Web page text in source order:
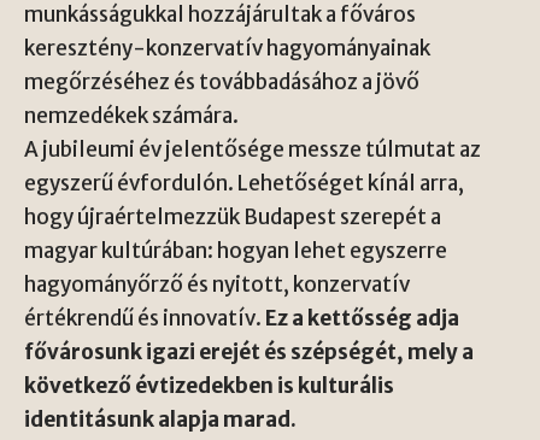
munkásságukkal hozzájárultak a főváros
keresztény-konzervatív hagyományainak
megőrzéséhez és továbbadásához a jövő
nemzedékek számára.
A jubileumi év jelentősége messze túlmutat az
egyszerű évfordulón. Lehetőséget kínál arra,
hogy újraértelmezzük Budapest szerepét a
magyar kultúrában: hogyan lehet egyszerre
hagyományőrző és nyitott, konzervatív
értékrendű és innovatív. Ez a kettősség adja
fővárosunk igazi erejét és szépségét, mely a
következő évtizedekben is kulturális
identitásunk alapja marad.